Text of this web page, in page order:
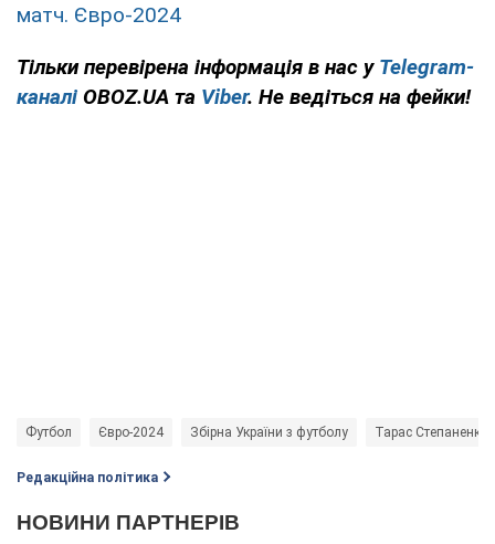
матч. Євро-2024
Тільки перевірена інформація в нас у Telegram-
каналі OBOZ.UA та Viber. Не ведіться на фейки!
Футбол Євро-2024 Збірна України з футболу Тарас Степаненко
Редакційна політика